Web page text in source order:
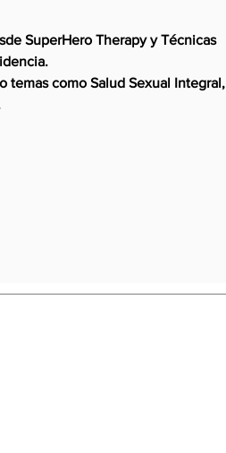
SuperHero Therapy y Técnicas
temas como Salud Sexual Integral,